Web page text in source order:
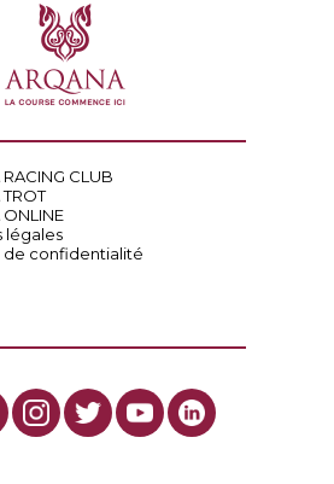
CLUB
légales
de confidentialité